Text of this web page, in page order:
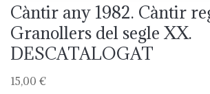
Càntir any 1982. Càntir
Granollers del segle XX.
DESCATALOGAT
15,00 €